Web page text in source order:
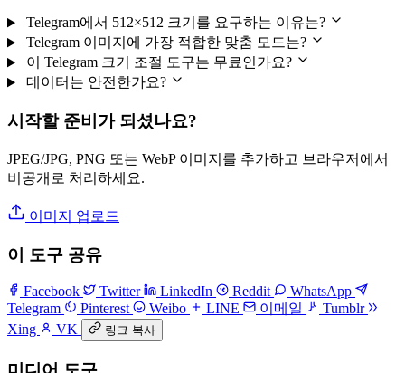
Telegram에서 512×512 크기를 요구하는 이유는?
Telegram 이미지에 가장 적합한 맞춤 모드는?
이 Telegram 크기 조절 도구는 무료인가요?
데이터는 안전한가요?
시작할 준비가 되셨나요?
JPEG/JPG, PNG 또는 WebP 이미지를 추가하고 브라우저에서
비공개로 처리하세요.
이미지 업로드
이 도구 공유
Facebook Twitter LinkedIn Reddit
WhatsApp
Telegram
Pinterest Weibo LINE 이메일
Tumblr
Xing
VK 링크 복사